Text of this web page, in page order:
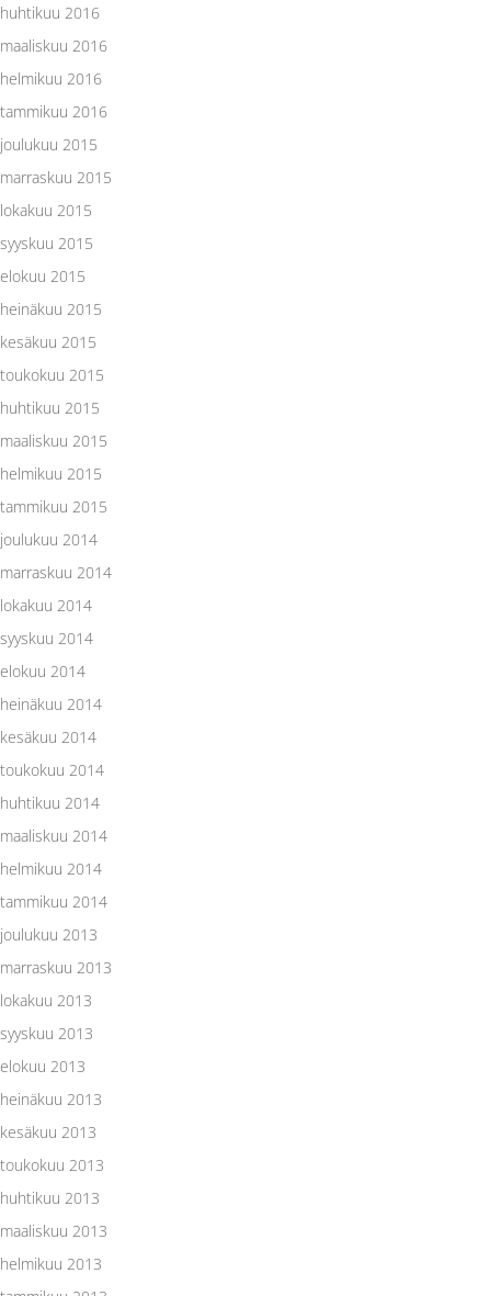
huhtikuu 2016
maaliskuu 2016
helmikuu 2016
tammikuu 2016
joulukuu 2015
marraskuu 2015
lokakuu 2015
syyskuu 2015
elokuu 2015
heinäkuu 2015
kesäkuu 2015
toukokuu 2015
huhtikuu 2015
maaliskuu 2015
helmikuu 2015
tammikuu 2015
joulukuu 2014
marraskuu 2014
lokakuu 2014
syyskuu 2014
elokuu 2014
heinäkuu 2014
kesäkuu 2014
toukokuu 2014
huhtikuu 2014
maaliskuu 2014
helmikuu 2014
tammikuu 2014
joulukuu 2013
marraskuu 2013
lokakuu 2013
syyskuu 2013
elokuu 2013
heinäkuu 2013
kesäkuu 2013
toukokuu 2013
huhtikuu 2013
maaliskuu 2013
helmikuu 2013